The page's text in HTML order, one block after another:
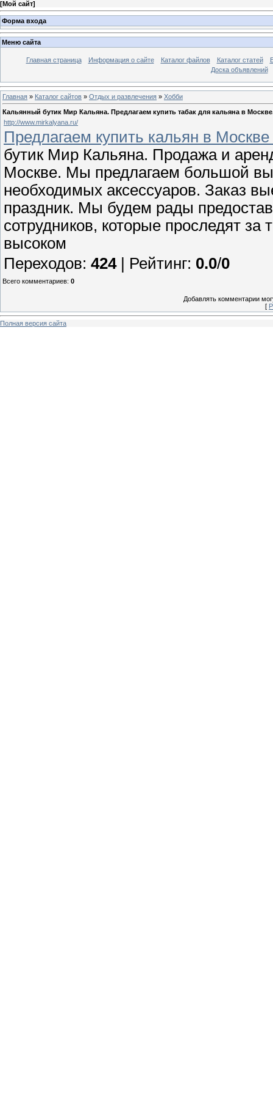
[Мой сайт]
Форма входа
Меню сайта
Главная страница Информация о сайте Каталог файлов Каталог статей
Доска объявлений
Главная » Каталог сайтов » Отдых и развлечения » Хобби
Кальянный бутик Мир Кальяна. Предлагаем купить табак для кальяна в
http://www.mirkalyana.ru/
Предлагаем купить кальян в
бутик Мир Кальяна. Продажа и
Москве. Мы предлагаем большой
необходимых аксессуаров. Заказ
праздник. Мы будем рады
сотрудников, которые проследят
высоком
Переходов: 424| Рейтинг: 0.0/0
Всего комментариев: 0
Добавлять комментарии
[
Полная версия сайта